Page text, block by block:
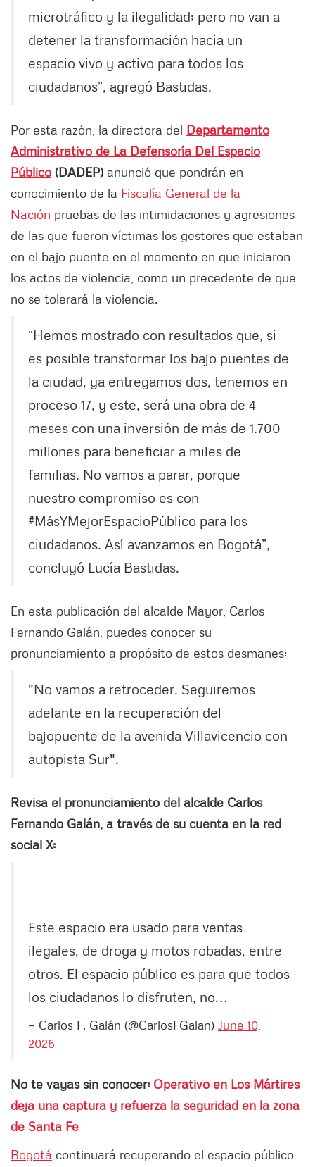
microtráfico y la ilegalidad; pero no van a
detener la transformación hacia un
espacio vivo y activo para todos los
ciudadanos”, agregó Bastidas.
Por esta razón, la directora del Departamento
Administrativo de La Defensoría Del Espacio
Público (DADEP) anunció que pondrán en
conocimiento de la Fiscalía General de la
Nación pruebas de las intimidaciones y agresiones
de las que fueron víctimas los gestores que estaban
en el bajo puente en el momento en que iniciaron
los actos de violencia, como un precedente de que
no se tolerará la violencia.
“Hemos mostrado con resultados que, si
es posible transformar los bajo puentes de
la ciudad, ya entregamos dos, tenemos en
proceso 17, y este, será una obra de 4
meses con una inversión de más de 1.700
millones para beneficiar a miles de
familias. No vamos a parar, porque
nuestro compromiso es con
#MásYMejorEspacioPúblico para los
ciudadanos. Así avanzamos en Bogotá”,
concluyó Lucía Bastidas.
En esta publicación del alcalde Mayor, Carlos
Fernando Galán, puedes conocer su
pronunciamiento a propósito de estos desmanes:
"No vamos a retroceder. Seguiremos
adelante en la recuperación del
bajopuente de la avenida Villavicencio con
autopista Sur".
Revisa el pronunciamiento del alcalde Carlos
Fernando Galán, a través de su cuenta en la red
social X:
Este espacio era usado para ventas
ilegales, de droga y motos robadas, entre
otros. El espacio público es para que todos
los ciudadanos lo disfruten, no…
— Carlos F. Galán (@CarlosFGalan) June 10,
2026
No te vayas sin conocer: Operativo en Los Mártires
deja una captura y refuerza la seguridad en la zona
de Santa Fe
Bogotá continuará recuperando el espacio público